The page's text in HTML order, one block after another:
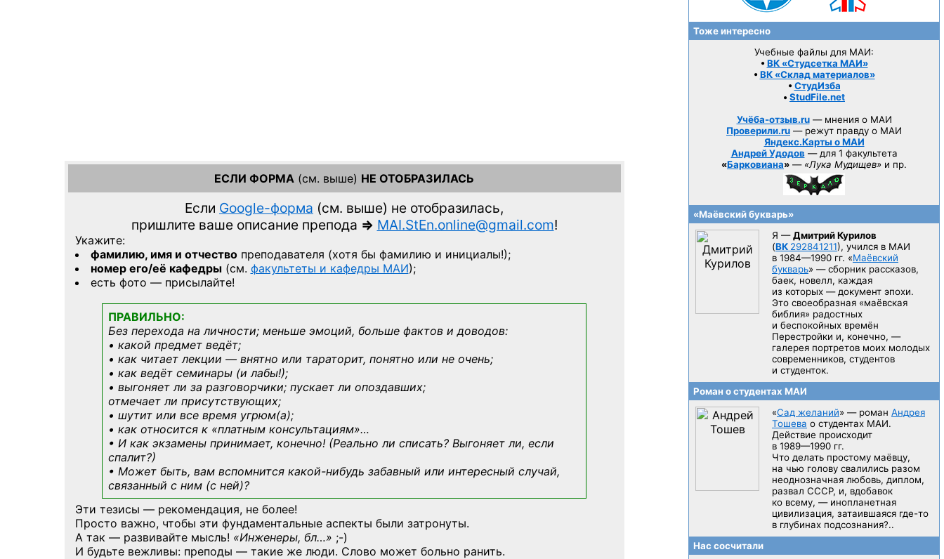
ЕСЛИ ФОРМА (см. выше) НЕ ОТОБРАЗИЛАСЬ
Если Google-форма (см. выше) не отобразилась,
пришлите ваше описание препода => MAI.StEn.online@gmail.com!
Укажите:
фамилию, имя и отчествопреподавателя (хотя бы фамилию и инициалы!);
номер его/её кафедры(см. факультеты и кафедры МАИ);
есть фото — присылайте!
ПРАВИЛЬНО:
Без перехода на личности; меньше эмоций, больше фактов и доводов:
• какой предмет ведёт;
• как читает лекции — внятно или тараторит, понятно или не очень;
• как ведёт семинары (и лабы!);
• выгоняет ли за разговорчики; пускает ли опоздавших;
отмечает ли присутствующих;
• шутит или все время угрюм(а);
• как относится к «платным консультациям»…
• И как экзамены принимает, конечно! (Реально ли списать? Выгоняет ли, если
спалит?)
• Может быть, вам вспомнится какой-нибудь забавный или интересный случай,
связанный с ним (с ней)?
Эти тезисы — рекомендация, не более!
Просто важно, чтобы эти фундаментальные аспекты были затронуты.
А так — развивайте мысль! «Инженеры, бл…» ;-)
И будьте вежливы: преподы — такие же люди. Слово может больно ранить.
Тоже интересно
Учебные файлы для МАИ:
• ВК «Студсетка МАИ»
• ВК «Склад материалов»
• СтудИзба
• StudFile.net
Учёба-отзыв.ru— мнения о МАИ
Проверили.ru — режут правду о МАИ
Яндекс.Карты о МАИ
Андрей Удодов — для 1 факультета
«Барковиана» — «Лука Мудищев» и пр.
«Маёвский букварь»
Я —Дмитрий Курилов
(ВК 292841211), учился в МАИ
в 1984—1990 гг. «Маёвский
букварь» — сборник рассказов,
баек, новелл, каждая
из которых — документ эпохи.
Это своеобразная «маёвская
библия» радостных
и беспокойных времён
Перестройки и, конечно, —
галерея портретов моих молодых
современников, студентов
и студенток.
Роман о студентах МАИ
«Сад желаний» — роман Андрея
Тошева о студентах МАИ.
Действие происходит
в 1989—1990 гг.
Что делать простому маёвцу,
на чью голову свалились разом
неоднозначная любовь, диплом,
развал CCCP, и, вдобавок
ко всему, — инопланетная
цивилизация, затаившаяся где-то
в глубинах подсознания?..
Нас сосчитали